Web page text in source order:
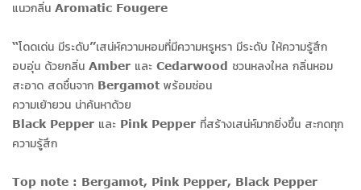
แนวกลิ่น Aromatic Fougere
“โดดเด่น มีระดับ”เสน่ห์ความหอมที่มีความหรูหรา มีระดับ ให้ความรู้สึก
อบอุ่น ด้วยกลิ่น Amber และ Cedarwood ชวนหลงใหล กลิ่นหอม
สะอาด สดชื่นจาก Bergamot พร้อมซ่อน
ความเย้ายวน น่าค้นหาด้วย
Black Pepper และ Pink Pepper ที่สร้างเสน่ห์มากยิ่งขึ้น สะกดทุก
ความรู้สึก
Top note : Bergamot, Pink Pepper, Black Pepper